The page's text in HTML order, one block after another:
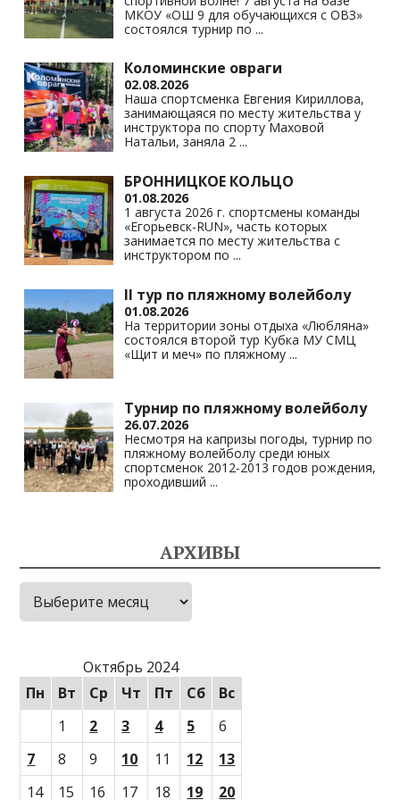
ki
МКОУ «ОШ 9 для обучающихся с ОВЗ»
состоялся турнир по ...
Коломинские овраги
02.08.2026
Наша спортсменка Евгения Кириллова,
занимающаяся по месту жительства у
инструктора по спорту Маховой
Натальи, заняла 2 ...
БРОННИЦКОЕ КОЛЬЦО
01.08.2026
1 августа 2026 г. спортсмены команды
«Егорьевск-RUN», часть которых
занимается по месту жительства с
инструктором по ...
II тур по пляжному волейболу
01.08.2026
На территории зоны отдыха «Любляна»
состоялся второй тур Кубка МУ СМЦ
«Щит и меч» по пляжному ...
Турнир по пляжному волейболу
26.07.2026
Несмотря на капризы погоды, турнир по
пляжному волейболу среди юных
спортсменок 2012-2013 годов рождения,
проходивший ...
АРХИВЫ
Архивы
Октябрь 2024
Пн
Вт Ср Чт Пт Сб
Вс
1
2 3 4 5
6
7
8 9 10 11 12
13
14
15 16 17 18 19 20